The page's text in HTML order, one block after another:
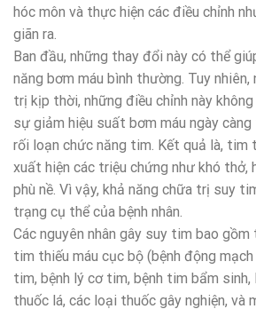
hóc môn và thực hiện các điều chỉnh
giãn ra.
Ban đầu, những thay đổi này có thể
năng bơm máu bình thường. Tuy
trị kịp thời, những điều chỉnh này
sự giảm hiệu suất bơm máu ngày
rối loạn chức năng tim. Kết quả là, tim
xuất hiện các triệu chứng như khó thở,
phù nề. Vì vậy, khả năng chữa trị suy
trạng cụ thể của bệnh nhân.
Các nguyên nhân gây suy tim bao gồm
tim thiếu máu cục bộ (bệnh động mạch
tim, bệnh lý cơ tim, bệnh tim bẩm sinh,
thuốc lá, các loại thuốc gây nghiện, và